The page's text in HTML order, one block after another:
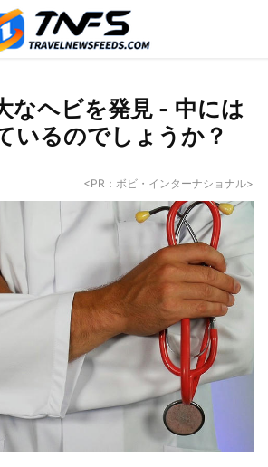
TIPS AND TRICKS
なヘビを発見 - 中には
いるのでしょうか？
<PR：ボビ・インターナショナル>